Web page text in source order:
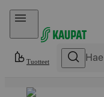
Hyppää sisältöön
Tuotteet